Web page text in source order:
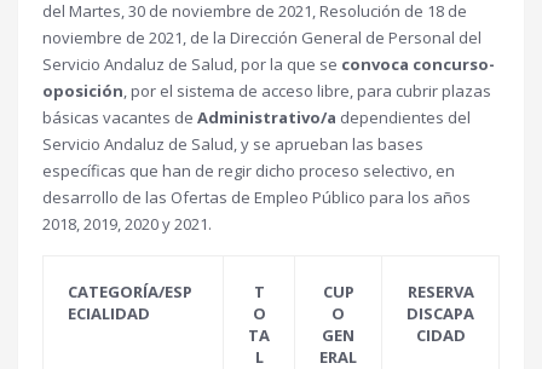
del Martes, 30 de noviembre de 2021, Resolución de 18 de
noviembre de 2021, de la Dirección General de Personal del
Servicio Andaluz de Salud, por la que se convoca concurso-
oposición, por el sistema de acceso libre, para cubrir plazas
básicas vacantes de Administrativo/a dependientes del
Servicio Andaluz de Salud, y se aprueban las bases
específicas que han de regir dicho proceso selectivo, en
desarrollo de las Ofertas de Empleo Público para los años
2018, 2019, 2020 y 2021.
CATEGORÍA/ESP
ECIALIDAD
T
O
TA
L
CUP
O
GEN
ERAL
RESERVA
DISCAPA
CIDAD